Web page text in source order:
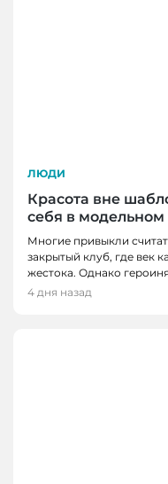
ЛЮДИ
Красота вне
себя в модельном
Многие привыкли
закрытый клуб, где век
жестока. Однако
4 дня назад